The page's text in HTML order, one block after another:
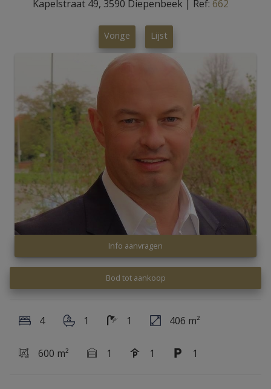
Kapelstraat 49, 3590 Diepenbeek | Ref: 662
Vorige Lijst
Info aanvragen
Bod tot aankoop
4 1 1 406 m²
600 m² 1 1 1